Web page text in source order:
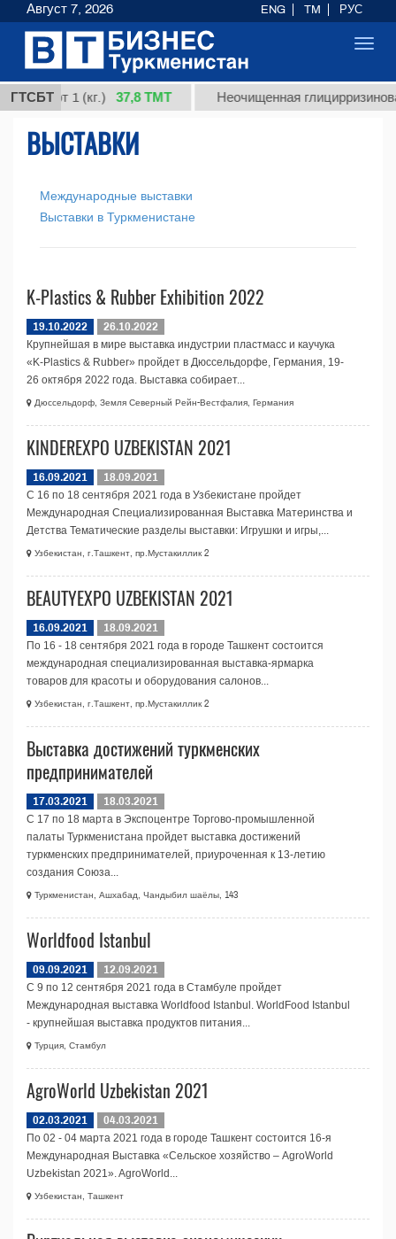
ГТСБТ
сорт 1 (кг.) 37,8 ТМТ Неочищенная
ВЫСТАВКИ
Международные выставки
Выставки в Туркменистане
K-Plastics & Rubber Exhibition 2022
19.10.2022
26.10.2022
Крупнейшая в мире выставка индустрии пластмасс и каучука
«K-Plastics & Rubber» пройдет в Дюссельдорфе, Германия, 19-
26 октября 2022 года. Выставка собирает...
Дюссельдорф, Земля Северный Рейн-Вестфалия, Германия
KINDEREXPO UZBEKISTAN 2021
16.09.2021
18.09.2021
С 16 по 18 сентября 2021 года в Узбекистане пройдет
Международная Специализированная Выставка Материнства и
Детства Тематические разделы выставки: Игрушки и игры,...
Узбекистан, г.Ташкент, пр.Мустакиллик 2
BEAUTYEXPO UZBEKISTAN 2021
16.09.2021
18.09.2021
По 16 - 18 сентября 2021 года в городе Ташкент состоится
международная специализированная выставка-ярмарка
товаров для красоты и оборудования салонов...
Узбекистан, г.Ташкент, пр.Мустакиллик 2
Выставка достижений туркменских
предпринимателей
17.03.2021
18.03.2021
С 17 по 18 марта в Экспоцентре Торгово-промышленной
палаты Туркменистана пройдет выставка достижений
туркменских предпринимателей, приуроченная к 13-летию
создания Союза...
Туркменистан, Ашхабад, Чандыбил шаёлы, 143
Worldfood Istanbul
09.09.2021
12.09.2021
С 9 по 12 сентября 2021 года в Стамбуле пройдет
Международная выставка Worldfood Istanbul. WorldFood Istanbul
- крупнейшая выставка продуктов питания...
Турция, Стамбул
AgroWorld Uzbekistan 2021
02.03.2021
04.03.2021
По 02 - 04 марта 2021 года в городе Ташкент состоится 16-я
Международная Выставка «Сельское хозяйство – AgroWorld
Uzbekistan 2021». AgroWorld...
Узбекистан, Ташкент
Август 7, 2026 ENG TM РУС